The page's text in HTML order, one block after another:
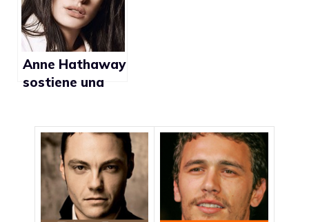
Anne Hathaway
sostiene una
matrimoni gay